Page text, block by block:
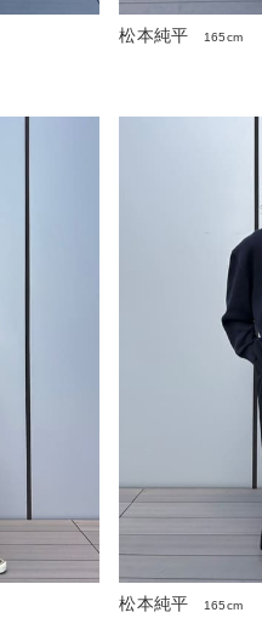
松本純平 165cm
松本純平 165cm